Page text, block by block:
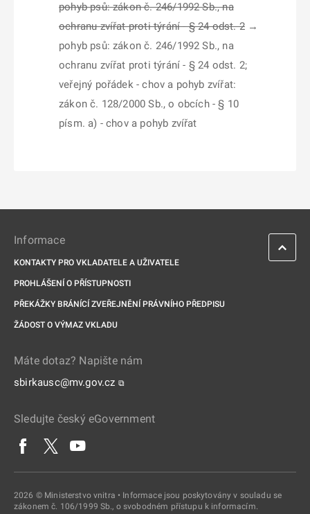
pohyb psů: zákon č. 246/1992 Sb., na
ochranu zvířat proti týrání - § 24 odst. 2→
pohyb psů: zákon č. 246/1992 Sb., na
ochranu zvířat proti týrání - § 24 odst. 2;
veřejný pořádek - chov a pohyb zvířat:
zákon č. 128/2000 Sb., o obcích - § 10
písm. a) - chov a pohyb zvířat
Informace
KONTAKTY PRO VKLADATELE A UŽIVATELE
PROHLÁŠENÍ O PŘÍSTUPNOSTI
PŘEKÁŽKY BRÁNÍCÍ ZVEŘEJNĚNÍ PRÁVNÍHO PŘEDPISU
ŽÁDOST O VÝMAZ VKLADU
Máte dotaz? Napište nám
sbirkausc@mv.gov.cz ⧉
Sledujte český eGovernment
2026 © Ministerstvo vnitra • Informace jsou poskytovány v souladu se
zákonem č. 106/1999 Sb., o svobodném přístupu k informacím.